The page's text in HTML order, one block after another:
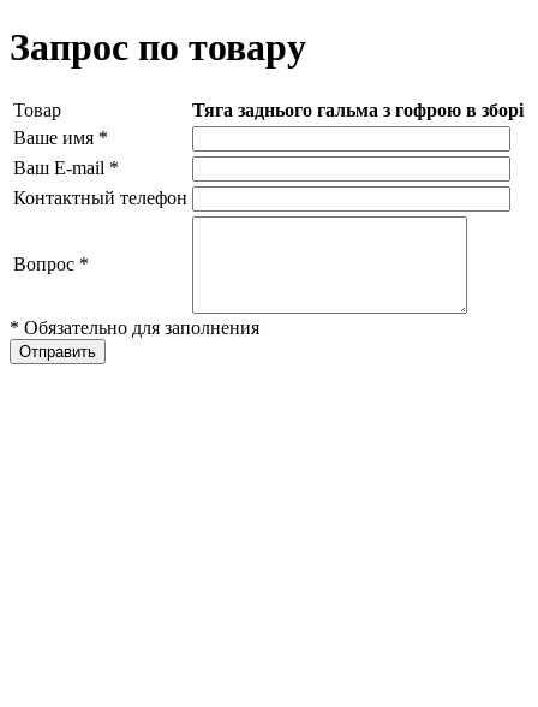
Запрос по товару
Товар
Тяга заднього гальма з гофрою в зборі
Ваше имя *
Ваш E-mail *
Контактный телефон
Вопрос *
* Обязательно для заполнения
Отправить